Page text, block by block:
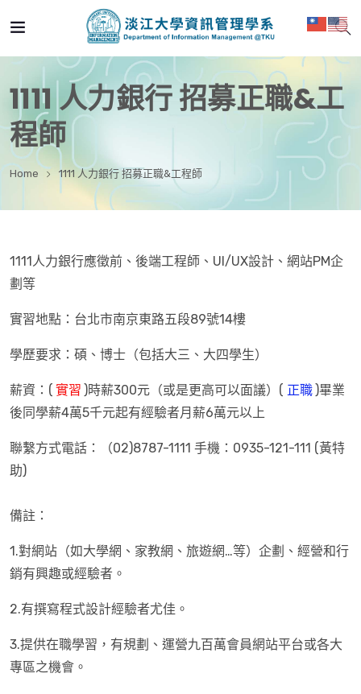
1111 人力銀行 招募正職&工
程師
Home 1111 人力銀行 招募正職&工程師
1111人力銀行應徵前、後端工程師、UI/UX設計、網站PM企
劃等
實習地點：台北市南京東路五段89號14樓
學歷要求：碩、博士（包括大三、大四學生）
薪資：( 實習 )時薪300元（或是更高可以面議）( 正職 )畢業
後同學薪4萬5千元起有經驗者月薪6萬元以上
聯繫方式電話：（02)8787-1111 手機：0935-121-111 (黃特
助)
備註：
1.對網站（如大學網、家教網、旅遊網…等）企劃、經營和行
銷有興趣或經驗者。
2.有撰寫程式設計經驗者尤佳。
3.提供在職學習，有規劃、運營九百萬會員網站平台或各大
專區之機會。